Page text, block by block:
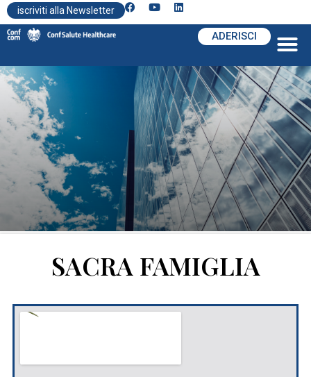
iscriviti alla Newsletter
ADERISCI
SACRA FAMIGLIA